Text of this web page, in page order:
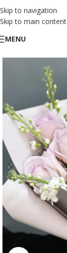
Skip to navigation
Skip to main content
MENU